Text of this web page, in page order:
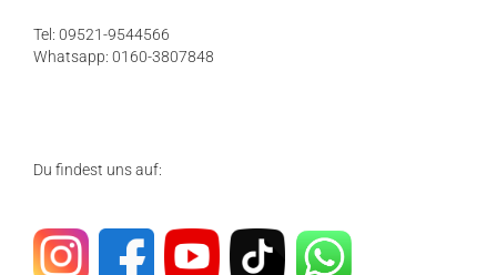
Tel: 09521-9544566
Whatsapp: 0160-3807848
Du findest uns auf: